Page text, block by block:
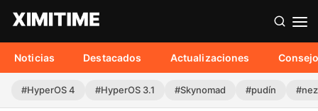
Noticias Destacados Actualizaciones
#HyperOS 4 #HyperOS 3.1 #Skynomad #pudín